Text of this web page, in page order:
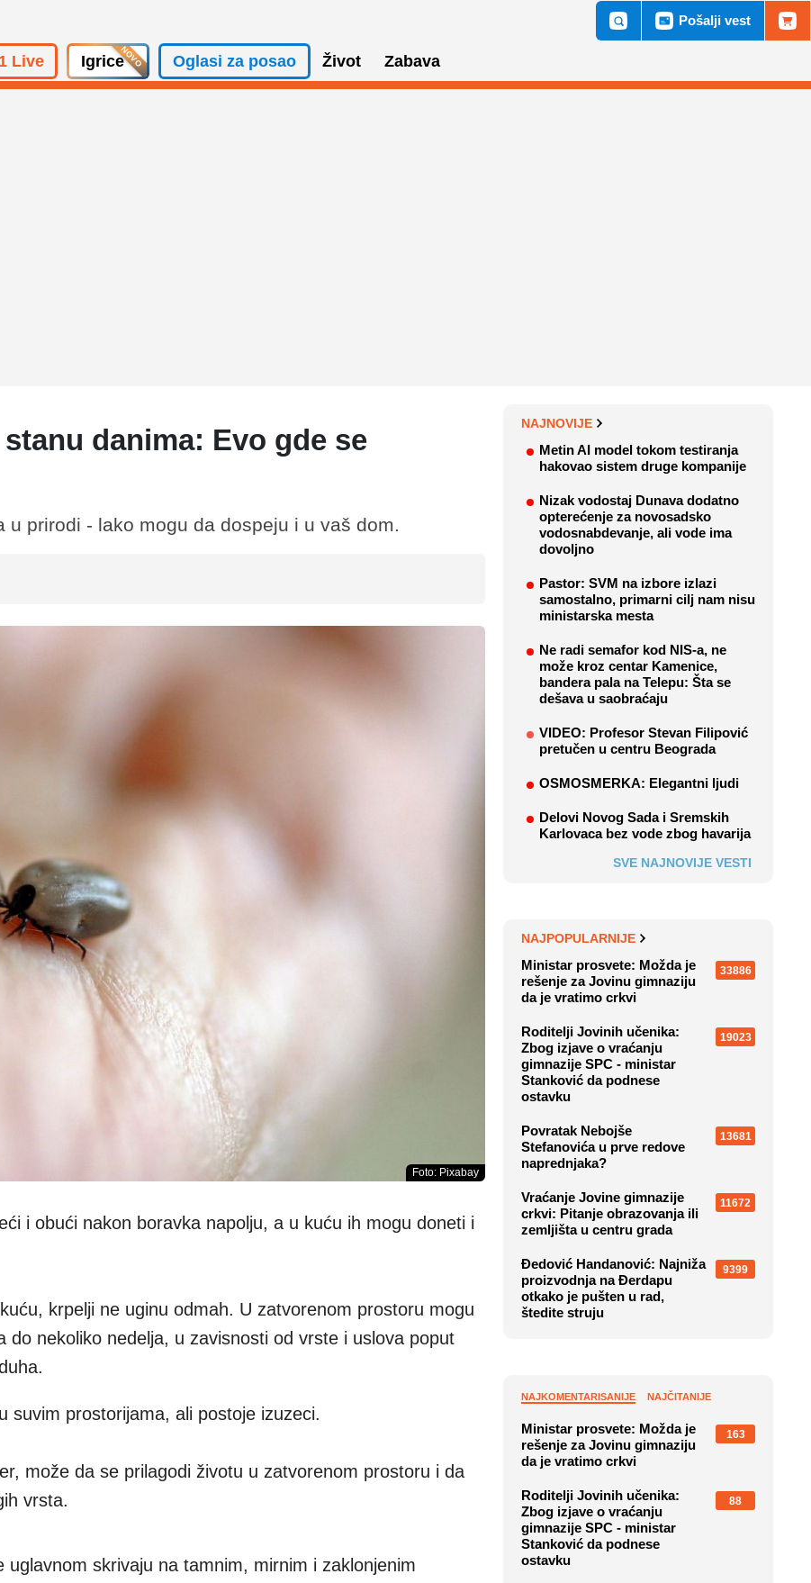
Live Igrice Oglasi za posao Život Zabava
Pošalji vest
danima: Evo gde se
prirodi - lako mogu da dospeju i u vaš dom.
Foto: Pixabay
i obući nakon boravka napolju, a u kuću ih mogu doneti i
krpelji ne uginu odmah. U zatvorenom prostoru mogu
do nekoliko nedelja, u zavisnosti od vrste i uslova poput
suvim prostorijama, ali postoje izuzeci.
može da se prilagodi životu u zatvorenom prostoru i da
vrsta.
uglavnom skrivaju na tamnim, mirnim i zaklonjenim
NAJNOVIJE
Metin AI model tokom testiranja
hakovao sistem druge kompanije
Nizak vodostaj Dunava dodatno
opterećenje za novosadsko
vodosnabdevanje, ali vode ima
dovoljno
Pastor: SVM na izbore izlazi
samostalno, primarni cilj nam nisu
ministarska mesta
Ne radi semafor kod NIS-a, ne
može kroz centar Kamenice,
bandera pala na Telepu: Šta se
dešava u saobraćaju
VIDEO: Profesor Stevan Filipović
pretučen u centru Beograda
OSMOSMERKA: Elegantni ljudi
Delovi Novog Sada i Sremskih
Karlovaca bez vode zbog havarija
SVE NAJNOVIJE VESTI
NAJPOPULARNIJE
Ministar prosvete: Možda je
rešenje za Jovinu gimnaziju
da je vratimo crkvi
33886
Roditelji Jovinih učenika:
Zbog izjave o vraćanju
gimnazije SPC - ministar
Stanković da podnese
ostavku
19023
Povratak Nebojše
Stefanovića u prve redove
naprednjaka?
13681
Vraćanje Jovine gimnazije
crkvi: Pitanje obrazovanja ili
zemljišta u centru grada
11672
Đedović Handanović: Najniža
proizvodnja na Đerdapu
otkako je pušten u rad,
štedite struju
9399
NAJKOMENTARISANIJE NAJČITANIJE
Ministar prosvete: Možda je
rešenje za Jovinu gimnaziju
da je vratimo crkvi
163
Roditelji Jovinih učenika:
Zbog izjave o vraćanju
gimnazije SPC - ministar
Stanković da podnese
ostavku
88